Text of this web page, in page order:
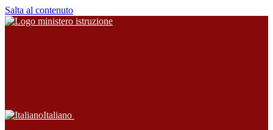
Salta al contenuto
Italiano